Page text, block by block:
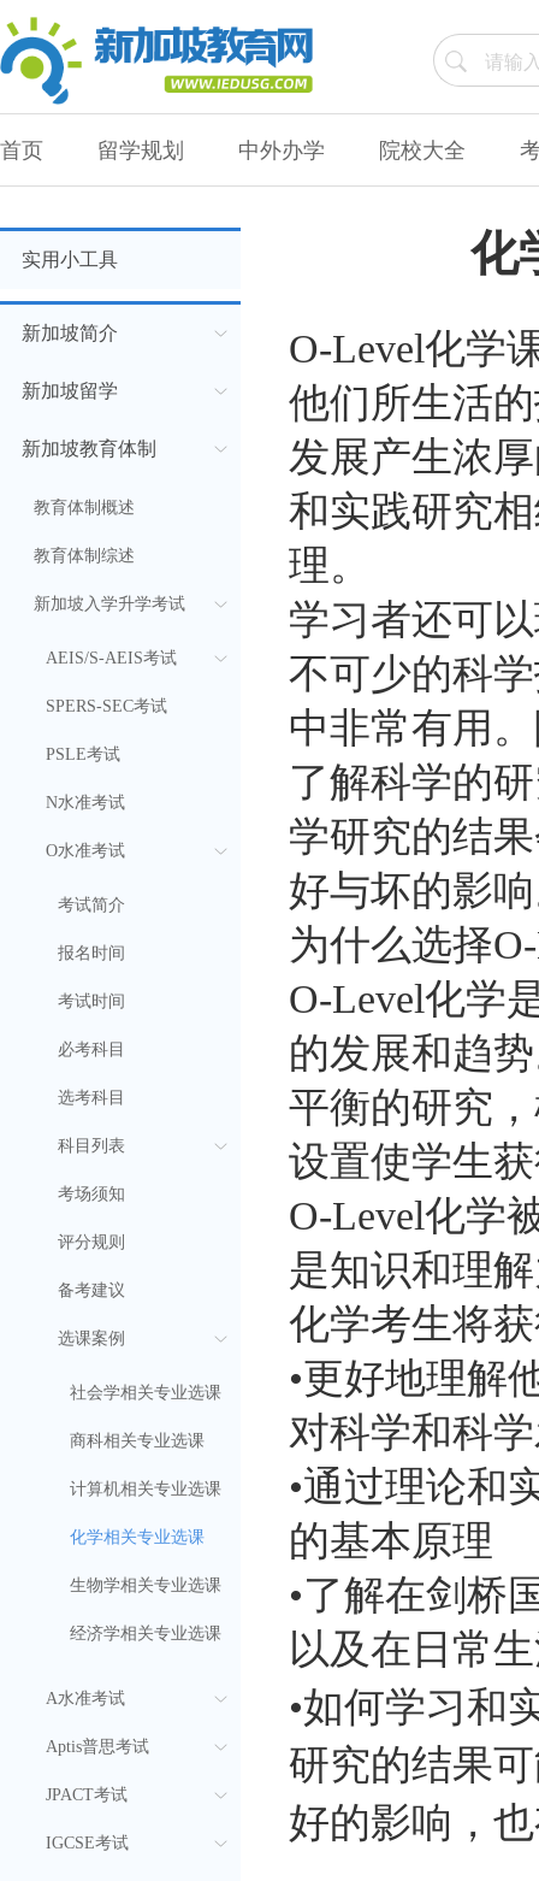
首页 留学规划 中外办学 院校大全
实用小工具
新加坡简介
新加坡留学
新加坡教育体制
教育体制概述
教育体制综述
新加坡入学升学考试
AEIS/S-AEIS考试
SPERS-SEC考试
PSLE考试
N水准考试
O水准考试
考试简介
报名时间
考试时间
必考科目
选考科目
科目列表
考场须知
评分规则
备考建议
选课案例
社会学相关专业选课
商科相关专业选课
计算机相关专业选课
化学相关专业选课
生物学相关专业选课
经济学相关专业选课
A水准考试
Aptis普思考试
JPACT考试
IGCSE考试
化
O-Level化学
他们所生活
发展产生浓
和实践研究
理。
学习者还可
不可少的科
中非常有用
了解科学的
学研究的结
好与坏的影
为什么选择
O-Level化学
的发展和趋
平衡的研究
设置使学生
O-Level化学
是知识和理
化学考生将
•更好地理解
对科学和科
•通过理论和
的基本原理
•了解在剑桥
以及在日常
•如何学习和
研究的结果
好的影响，